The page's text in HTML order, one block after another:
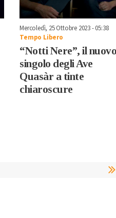
Mercoledì, 25 Ottobre 2023 - 05:38
Tempo Libero
“Notti Nere”, il nuovo
singolo degli Ave
Quasàr a tinte
chiaroscure